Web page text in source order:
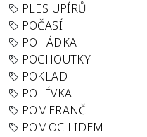
PLES UPÍRŮ
POČASÍ
POHÁDKA
POCHOUTKY
POKLAD
POLÉVKA
POMERANČ
POMOC LIDEM